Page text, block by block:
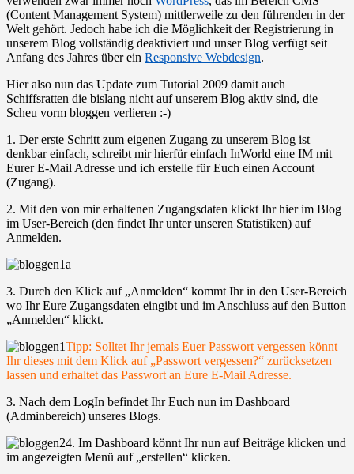
(Content Management System) mittlerweile zu den führenden in der
Welt gehört. Jedoch habe ich die Möglichkeit der Registrierung in
unserem Blog vollständig deaktiviert und unser Blog verfügt seit
Anfang des Jahres über ein Responsive Webdesign.
Hier also nun das Update zum Tutorial 2009 damit auch
Schiffsratten die bislang nicht auf unserem Blog aktiv sind, die
Scheu vorm bloggen verlieren :-)
1. Der erste Schritt zum eigenen Zugang zu unserem Blog ist
denkbar einfach, schreibt mir hierfür einfach InWorld eine IM mit
Eurer E-Mail Adresse und ich erstelle für Euch einen Account
(Zugang).
2. Mit den von mir erhaltenen Zugangsdaten klickt Ihr hier im Blog
im User-Bereich (den findet Ihr unter unseren Statistiken) auf
Anmelden.
3. Durch den Klick auf „Anmelden“ kommt Ihr in den User-Bereich
wo Ihr Eure Zugangsdaten eingibt und im Anschluss auf den Button
„Anmelden“ klickt.
Tipp: Solltet Ihr jemals Euer Passwort vergessen könnt
Ihr dieses mit dem Klick auf „Passwort vergessen?“ zurücksetzen
lassen und erhaltet das Passwort an Eure E-Mail Adresse.
3. Nach dem LogIn befindet Ihr Euch nun im Dashboard
(Adminbereich) unseres Blogs.
4. Im Dashboard könnt Ihr nun auf Beiträge klicken und
im angezeigten Menü auf „erstellen“ klicken.